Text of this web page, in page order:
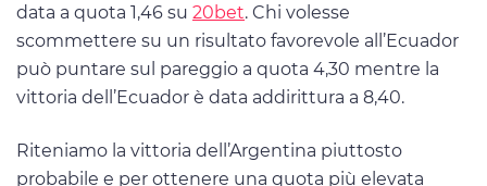
data a quota 1,46 su 20bet. Chi volesse
scommettere su un risultato favorevole all’Ecuador
può puntare sul pareggio a quota 4,30 mentre la
vittoria dell’Ecuador è data addirittura a 8,40.
Riteniamo la vittoria dell’Argentina piuttosto
probabile e per ottenere una quota più elevata